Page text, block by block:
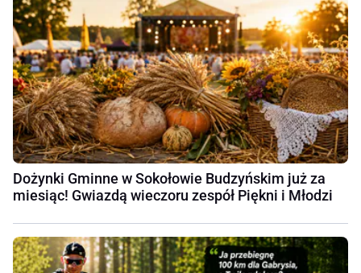
Dożynki Gminne w Sokołowie Budzyńskim już za
miesiąc! Gwiazdą wieczoru zespół Piękni i Młodzi